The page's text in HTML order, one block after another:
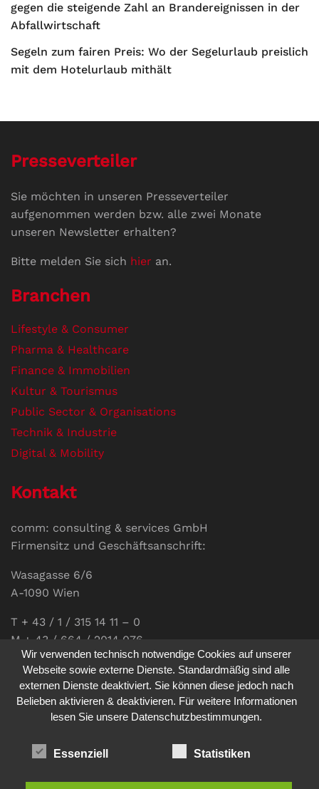
gegen die steigende Zahl an Brandereignissen in der
Abfallwirtschaft
Segeln zum fairen Preis: Wo der Segelurlaub preislich
mit dem Hotelurlaub mithält
Presseverteiler
Sie möchten in unseren Presseverteiler
aufgenommen werden bzw. alle zwei Monate
unseren Newsletter erhalten?
Bitte melden Sie sich hier an.
Branchen
Lifestyle & Consumer
Pharma & Healthcare
Finance & Immobilien
Kultur & Tourismus
Public Sector & Organisations
Technik & Industrie
Digital & Mobility
Kontakt
comm: consulting & services GmbH
Firmensitz und Geschäftsanschrift:
Wasagasse 6/6
A-1090 Wien
T + 43 / 1 / 315 14 11 – 0
M + 43 / 664 / 2014 076
E-Mail:office@communications.co.at
Homepage:www.communications.co.at
UID: ATU 811 196 56
Sabine Pöhacker MSc.
Wir verwenden technisch notwendige Cookies auf unserer
Webseite sowie externe Dienste. Standardmäßig sind alle
externen Dienste deaktiviert. Sie können diese jedoch nach
Belieben aktivieren & deaktivieren. Für weitere Informationen
lesen Sie unsere Datenschutzbestimmungen.
Essenziell Statistiken